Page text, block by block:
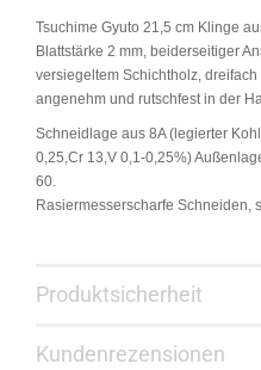
Tsuchime Gyuto 21,5 cm Klinge
Blattstärke 2 mm, beiderseitiger
versiegeltem Schichtholz, dreifach
angenehm und rutschfest in der
Schneidlage aus 8A (legierter
0,25,Cr 13,V 0,1-0,25%)
60.
Rasiermesserscharfe Schneiden,
Produktsicherheit
Kundenrezensionen